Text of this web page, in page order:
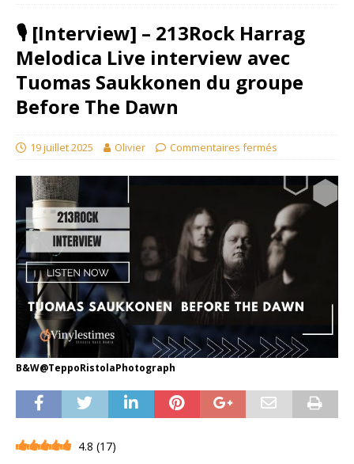
🎙 [Interview] – 213Rock Harrag
Melodica Live interview avec
Tuomas Saukkonen du groupe
Before The Dawn
19 juillet 2025 Olivier Commentaires fermés
B&W@TeppoRistolaPhotograph
4.8 (17)